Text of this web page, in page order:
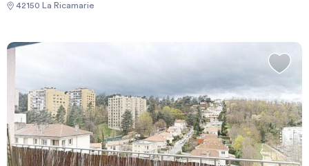
42150 La Ricamarie